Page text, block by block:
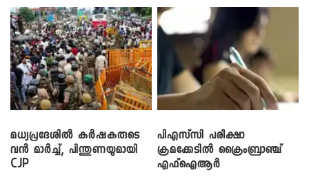
മധ്യപ്രദേശിൽ കർഷകരുടെ
വൻ മാർച്ച്, പിന്തുണയുമായി
CJP
പിഎസ്‌സി പരീക്ഷാ
ക്രമക്കേ‌ടിൽ ക്രൈംബ്രാഞ്ച്
എഫ്ഐആർ